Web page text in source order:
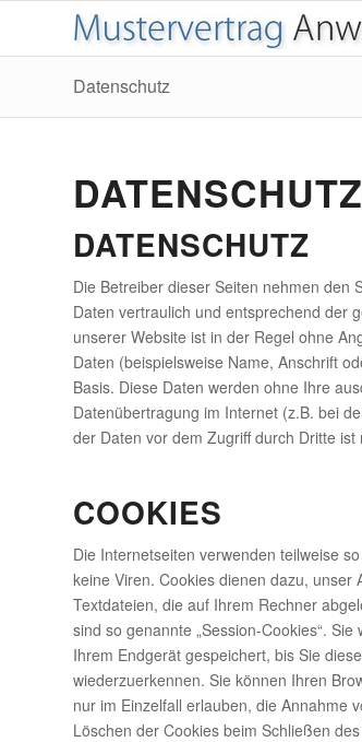
Datenschutz
DATENSCHUTZ
Die Betreiber dieser Seiten nehmen den
Daten vertraulich und entsprechend der
unserer Website ist in der Regel ohne
Daten (beispielsweise Name, Anschrift
Basis. Diese Daten werden ohne Ihre
Datenübertragung im Internet (z.B. bei
der Daten vor dem Zugriff durch Dritte ist
COOKIES
Die Internetseiten verwenden teilweise
keine Viren. Cookies dienen dazu, unser
Textdateien, die auf Ihrem Rechner
sind so genannte „Session-Cookies“.
Ihrem Endgerät gespeichert, bis Sie
wiederzuerkennen. Sie können Ihren
nur im Einzelfall erlauben, die Annahme
Löschen der Cookies beim Schließen